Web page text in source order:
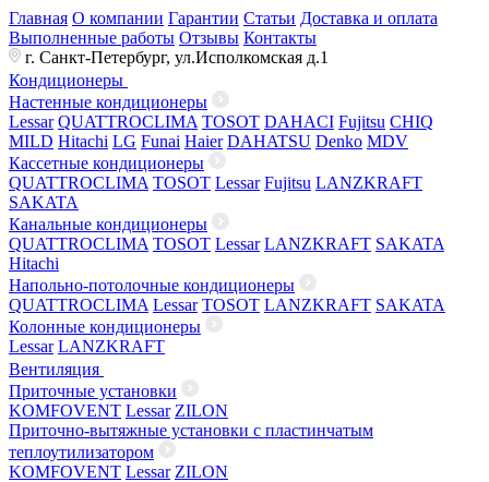
Главная О компании Гарантии Статьи Доставка и оплата
Выполненные работы Отзывы Контакты
г. Санкт-Петербург, ул.Исполкомская д.1
Кондиционеры
Настенные кондиционеры
Lessar QUATTROCLIMA TOSOT DAHACI Fujitsu CHIQ
MILD Hitachi LG Funai Haier DAHATSU Denko MDV
Кассетные кондиционеры
QUATTROCLIMA TOSOT Lessar Fujitsu LANZKRAFT
SAKATA
Канальные кондиционеры
QUATTROCLIMA TOSOT Lessar LANZKRAFT SAKATA
Hitachi
Напольно-потолочные кондиционеры
QUATTROCLIMA Lessar TOSOT LANZKRAFT SAKATA
Колонные кондиционеры
Lessar LANZKRAFT
Вентиляция
Приточные установки
KOMFOVENT Lessar ZILON
Приточно-вытяжные установки с пластинчатым
теплоутилизатором
KOMFOVENT Lessar ZILON